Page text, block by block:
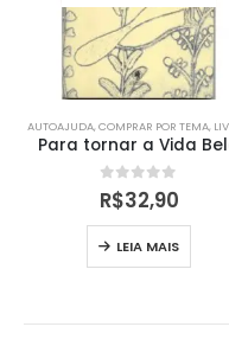
AUTOAJUDA,COMPRAR POR TEMA,
Para tornar a Vida
0 out of 5
R$32,90
LEIA MAIS